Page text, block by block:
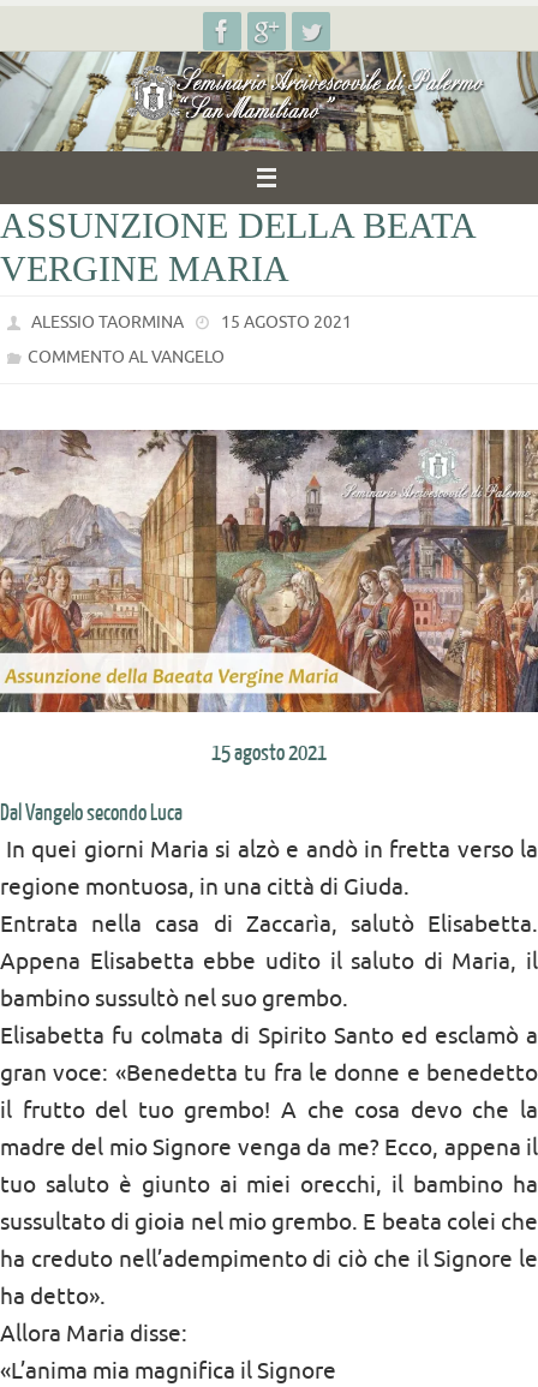
contenuto
ASSUNZIONE DELLA BEATA
VERGINE MARIA
ALESSIO TAORMINA
15 AGOSTO 2021
COMMENTO AL VANGELO
15 agosto 2021
Dal Vangelo secondo Luca
In quei giorni Maria si alzò e andò in fretta verso la
regione montuosa, in una città di Giuda.
Entrata nella casa di Zaccarìa, salutò Elisabetta.
Appena Elisabetta ebbe udito il saluto di Maria, il
bambino sussultò nel suo grembo.
Elisabetta fu colmata di Spirito Santo ed esclamò a
gran voce: «Benedetta tu fra le donne e benedetto
il frutto del tuo grembo! A che cosa devo che la
madre del mio Signore venga da me? Ecco, appena il
tuo saluto è giunto ai miei orecchi, il bambino ha
sussultato di gioia nel mio grembo. E beata colei che
ha creduto nell’adempimento di ciò che il Signore le
ha detto».
Allora Maria disse:
«L’anima mia magnifica il Signore